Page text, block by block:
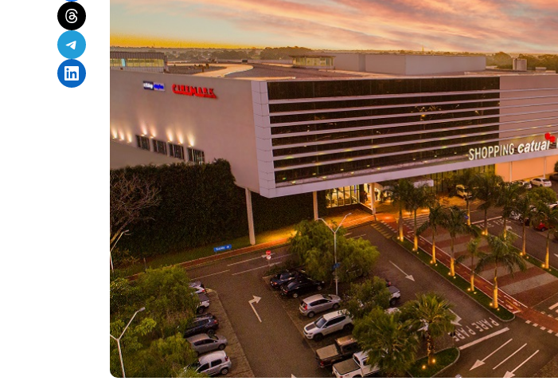
Share on Threads
Share on Telegram
Share on LinkedIn